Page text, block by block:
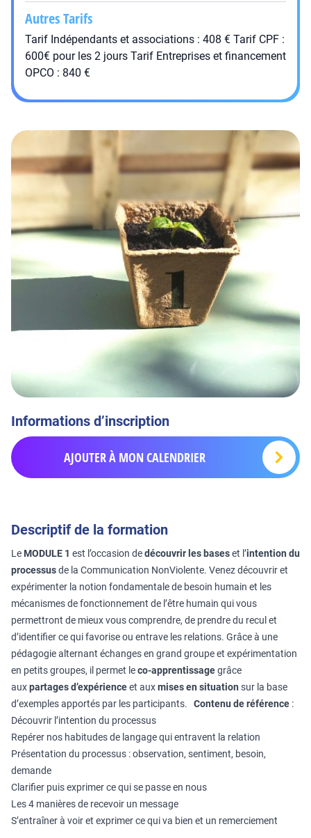
Autres Tarifs
Tarif Indépendants et associations : 408 € Tarif CPF :
600€ pour les 2 jours Tarif Entreprises et financement
OPCO : 840 €
Informations d’inscription
AJOUTER À MON CALENDRIER
Descriptif de la formation
Le MODULE 1 est l’occasion dedécouvrir les baseset l’intention du
processusde la Communication NonViolente. Venez découvrir et
expérimenter la notion fondamentale de besoin humain et les
mécanismes de fonctionnement de l’être humain qui vous
permettront de mieux vous comprendre, de prendre du recul et
d’identifier ce qui favorise ou entrave les relations. Grâce à une
pédagogie alternant échanges en grand groupe et expérimentation
en petits groupes, il permet leco-apprentissagegrâce
auxpartages d’expérienceet auxmises en situation sur la base
d’exemples apportés par les participants. Contenu de référence :
Découvrir l’intention du processus
Repérer nos habitudes de langage qui entravent la relation
Présentation du processus : observation, sentiment, besoin,
demande
Clarifier puis exprimer ce qui se passe en nous
Les 4 manières de recevoir un message
S’entraîner à voir et exprimer ce qui va bien et un remerciement